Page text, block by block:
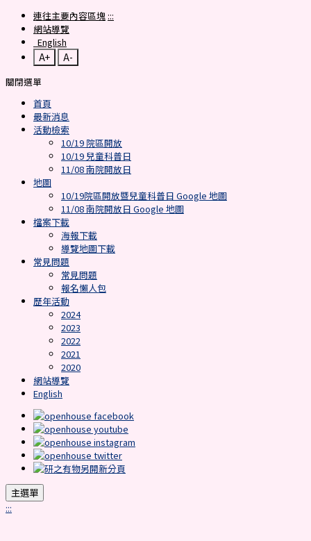
連往主要內容區塊 :::
網站導覽
English
A+
A-
關閉選單
首頁
最新消息
活動檢索
10/19 院區開放
10/19 兒童科普日
11/08 南院開放日
地圖
10/19院區開放暨兒童科普日 Google 地圖
11/08 南院開放日 Google 地圖
檔案下載
海報下載
導覽地圖下載
常見問題
常見問題
報名懶人包
歷年活動
2024
2023
2022
2021
2020
網站導覽
English
主選單
:::